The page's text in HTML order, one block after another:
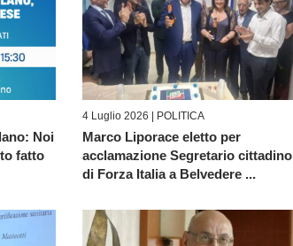
Noi
fatto
4 Luglio 2026 | POLITICA
Marco Liporace eletto per
acclamazione Segretario cittadino
di Forza Italia a Belvedere ...